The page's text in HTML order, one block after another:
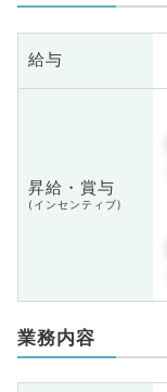
給与
昇給・賞与
(インセンティブ)
業務内容